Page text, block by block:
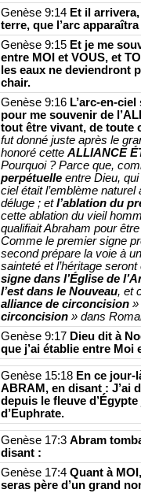
Genèse 9:14 Et il
terre, que l’arc
Genèse 9:15 Et je me
entre MOI et VOUS, et
les eaux ne deviendront
chair.
Genèse 9:16 L’arc-en-
pour me souvenir de
tout être vivant, de toute
fut donné juste après le
honoré cette ALLIANCE
Pourquoi ? Parce que,
perpétuelleentre Dieu, qui
ciel était l’emblème
déluge ; etl’ablation du
cette ablation du vieil
qualifiait Abraham pour
Comme le premier signe
second prépare la voie à
sainteté et l’héritage
signe dans l’Église de
l’est dans le Nouveau, et
alliance de circoncision»
circoncision» dans
Genèse 9:17 Dieu dit à
que j’ai établie entre Moi
Genèse 15:18 En ce jour-
ABRAM, en disant : J’ai
depuis le fleuve
d’Euphrate.
Genèse 17:3 Abram
disant :
Genèse 17:4 Quant à
seras père d’un grand